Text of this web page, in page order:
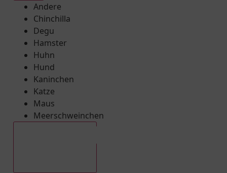
Andere
Chinchilla
Degu
Hamster
Huhn
Hund
Kaninchen
Katze
Maus
Meerschweinchen